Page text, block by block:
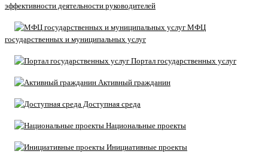
эффективности деятельности руководителей
МФЦ
государственных и муниципальных услуг
Портал государственных услуг
Активный гражданин
Доступная среда
Национальные проекты
Инициативные проекты